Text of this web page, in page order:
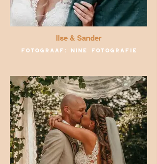
Ilse & Sander
Fotograaf: Nine fotografie